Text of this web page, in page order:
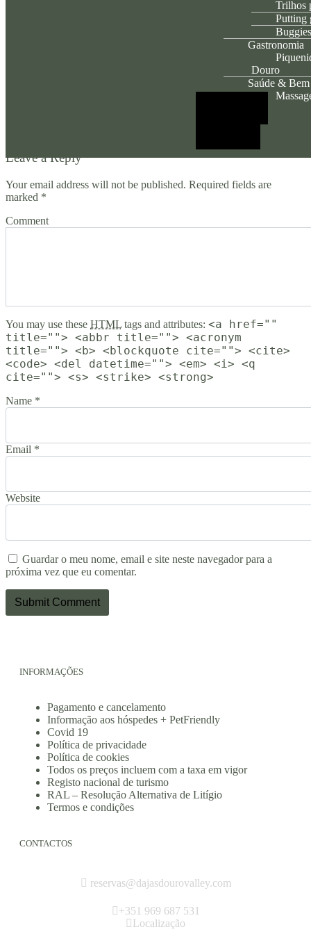
Trilhos
Putting
Buggies
Gastronomia
Douro
Saúde &
Leave a Reply
Your email address will not be published. Required fields are
marked *
Comment
You may use these HTML tags and attributes: <a href=""
title=""> <abbr title=""> <acronym
title=""> <b> <blockquote cite=""> <cite>
<code> <del datetime=""> <em> <i> <q
cite=""> <s> <strike> <strong>
Name *
Email *
Website
Guardar o meu nome, email e site neste navegador para a
próxima vez que eu comentar.
INFORMAÇÕES
Pagamento e cancelamento
Informação aos hóspedes + PetFriendly
Covid 19
Política de privacidade
Política de cookies
Todos os preços incluem com a taxa em vigor
Registo nacional de turismo
RAL – Resolução Alternativa de Litígio
Termos e condições
CONTACTOS
reservas@dajasdourovalley.com
+351 969 687 531
Localização